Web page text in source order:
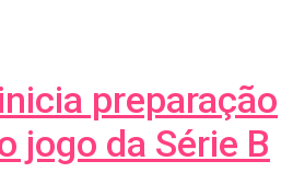
preparação
jogo da Série B